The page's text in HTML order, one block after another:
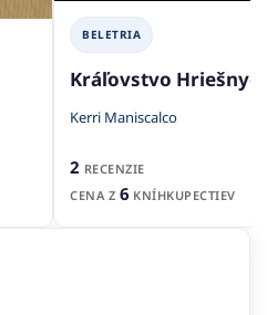
BELETRIA
Kráľovstvo
Kerri Maniscalco
2 RECENZIE
CENA Z 6 KNÍHKUPECTIEV